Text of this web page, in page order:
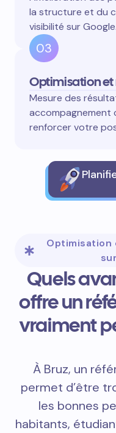
la structure et du
visibilité sur Google.
03
Optimisation et
Mesure des
accompagnement
renforcer votre
Optimisation
Quels
offre un
vraiment
À Bruz, un
permet d’être
les bonnes
habitants,